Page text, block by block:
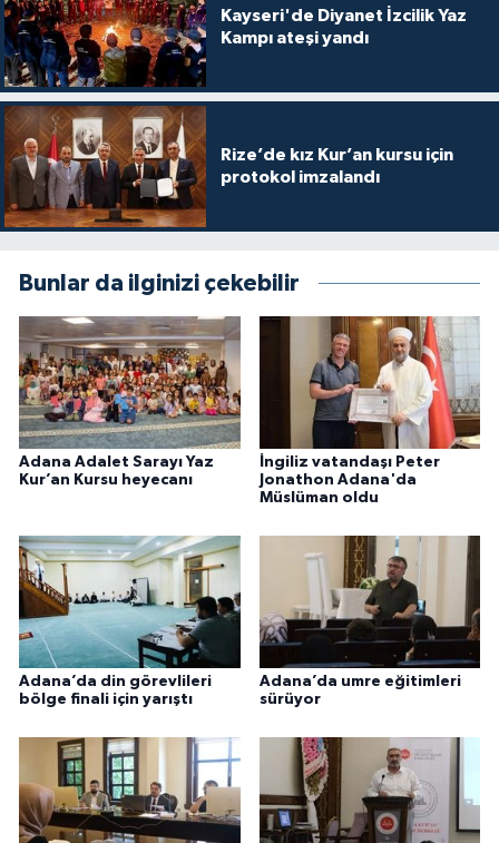
Kayseri'de Diyanet İzcilik Yaz
Kampı ateşi yandı
Rize’de kız Kur’an kursu için
protokol imzalandı
Bunlar da ilginizi çekebilir
Adana Adalet Sarayı Yaz
Kur’an Kursu heyecanı
İngiliz vatandaşı Peter
Jonathon Adana'da
Müslüman oldu
Adana’da din görevlileri
bölge finali için yarıştı
Adana’da umre eğitimleri
sürüyor
Iğdır Müftülüğü
Isparta Müftülüğü
İstanbul Müftülüğü
İzmir Müftülüğü
Karabük Müftülüğü
Karaman Müftülüğü
Kars Müftülüğü
Kastamonu Müftülüğü
Kayseri Müftülüğü
Kilis Müftülüğü
Kırıkkale Müftülüğü
Kırşehir Müftülüğü
Kocaeli Müftülüğü